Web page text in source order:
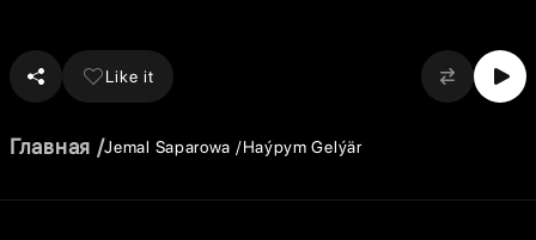
Like it
Главная Jemal Saparowa Haýpym Gelýär